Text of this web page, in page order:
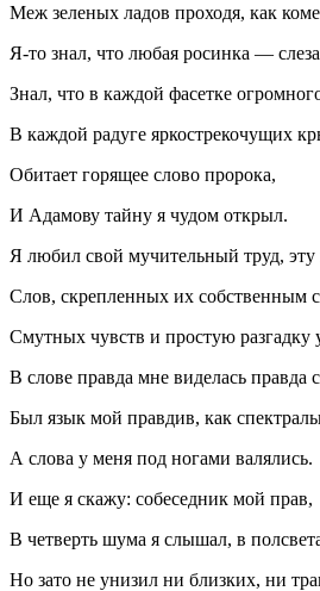
Меж зеленых ладов проходя, как
Я-то знал, что любая росинка —
Знал, что в каждой фасетке
В каждой радуге яркострекочущих
Обитает горящее слово пророка,
И Адамову тайну я чудом открыл.
Я любил свой мучительный труд, эту
Слов, скрепленных их собственным
Смутных чувств и простую разгадку
В слове правда мне виделась правда
Был язык мой правдив, как
А слова у меня под ногами валялись.
И еще я скажу: собеседник мой прав,
В четверть шума я слышал, в
Но зато не унизил ни близких, ни